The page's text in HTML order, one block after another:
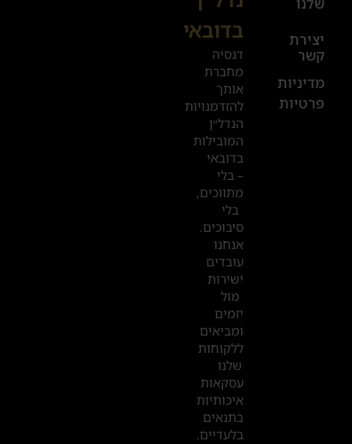
יצירת
קשר
מדיניות
פרטיות
+972
52
601
2019
המשרדים
שלנו
בדובאי
בדובאי
דנסיה
מחברת
אותך
להזדמנויות
הנדל״ן
המובילות
בדובאי
– בלי
מתווכים,
בלי
סיבוכים.
אנחנו
עובדים
ישירות
מול
יזמים
ומביאים
ללקוחות
שלנו
עסקאות
איכותיות
בתנאים
בלעדיים.